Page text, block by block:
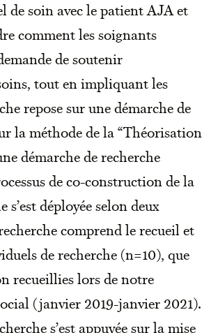
de soin avec le patient AJA et
comment les soignants
de soutenir
tout en impliquant les
repose sur une démarche de
la méthode de la “Théorisation
démarche de recherche
de co-construction de la
déployée selon deux
comprend le recueil et
de recherche (n=10), que
recueillies lors de notre
(janvier 2019-janvier 2021).
s’est appuyée sur la mise